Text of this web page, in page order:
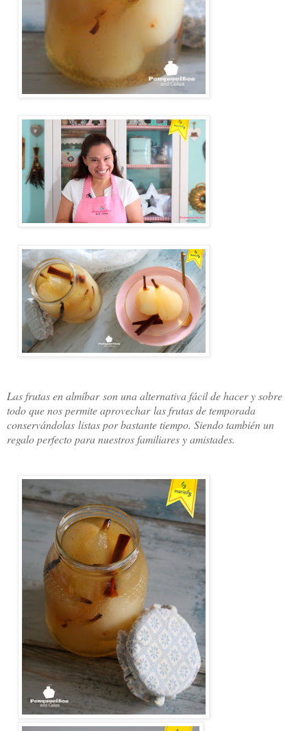
Las frutas en almíbar son una alternativa fácil de hacer y sobre
todo que nos permite aprovechar las frutas de temporada
conservándolas listas por bastante tiempo. Siendo también un
regalo perfecto para nuestros familiares y amistades.